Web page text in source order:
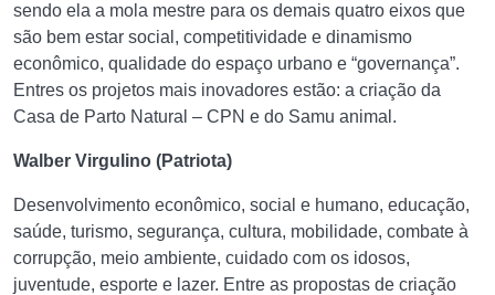
sendo ela a mola mestre para os demais quatro eixos que
são bem estar social, competitividade e dinamismo
econômico, qualidade do espaço urbano e “governança”.
Entres os projetos mais inovadores estão: a criação da
Casa de Parto Natural – CPN e do Samu animal.
Walber Virgulino (Patriota)
Desenvolvimento econômico, social e humano, educação,
saúde, turismo, segurança, cultura, mobilidade, combate à
corrupção, meio ambiente, cuidado com os idosos,
juventude, esporte e lazer. Entre as propostas de criação